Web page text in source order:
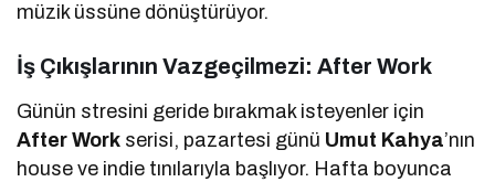
müzik üssüne dönüştürüyor.
İş Çıkışlarının Vazgeçilmezi: After Work
Günün stresini geride bırakmak isteyenler için
After Work serisi, pazartesi günü Umut Kahya’nın
house ve indie tınılarıyla başlıyor. Hafta boyunca